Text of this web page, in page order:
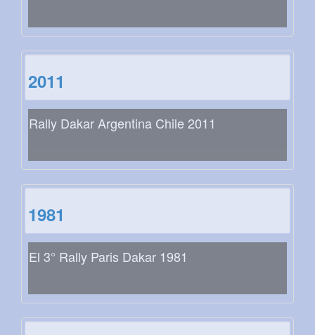
2011
Rally Dakar Argentina Chile 2011
1981
El 3° Rally Paris Dakar 1981